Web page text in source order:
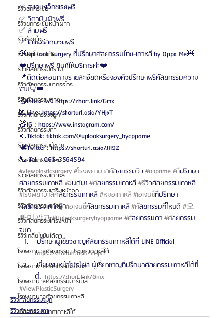
รีวิวยกกระชับ
รีวิวยกกระชับหน้าผาก
รีวิวร้อยไหม
รีวิวลดโหนกแก้ม
รีวิวศัลยกรรมกราม
รีวิวศัลยกรรมขากรรไกร
รีวิวศัลยกรรมคาง
รีวิวศัลยกรรมจมูก
รีวิวศัลยกรรมตา
รีวิวศัลยกรรมผู้ชาย
รีวิวศัลยกรรมวีไลน์
รีวิวศัลยกรรมเกาหลี
รีวิวศัลยกรรมเสริมหน้าอก
รีวิวศัลยกรรมแก้จมูก
รีวิวศัลยกรรมโครงหน้า
รีวิวเกลี่ยไขมันใต้ตา
โรงพยาบาลศัลยกรรม ประเทศเกาหลีใต้
โรงพยาบาลศัลยกรรมจีเอ็นจี
โรงพยาบาลศัลยกรรมมาร์เบิ้ล
โรงพยาบาลศัลยกรรมเกาหลี
ข่าวสาร ประเทศเกาหลีใต้
✅ สแกน/เอ็กซเรย์ฟรี
✅ วิตามินผิวฟรี
✅ ล่ามฟรี
✅ เลเซอร์ลดบวมฟรี
🧸Up Look Surgery ที่ปรึกษาศัลยกรรมไทย-เกาหลี by Oppa Me🧸
❤️ปรึกษาฟรี ยินดีให้บริการค่ะ❤️
📍ติดต่อสอบถามรายละเอียดหรือจองคิวปรึกษาฟรีศัลยกรรมความ
งาม👇👑
📥Inbox เพจ https://zhort.link/Gmx
💌Line: https://shorturl.asia/YHjxT
🧸IG : https://www.instagram.com/
📣Tiktok: tiktok.com/@uplooksurgery_byoppame
🕊️Twitter : https://shorturl.asia/J1I9Z
📞 Tel. : 065-3564594
#viewplasticsurgery#โรงพยาบาลศัลยกรรมวิว #oppame#ที่ปรึกษา
ศัลยกรรมเกาหลี #อันดับ1 #ศัลยกรรมเกาหลี #รีวิวศัลยกรรมเกาหลี
#โรงพยาบาลศัลยกรรมเกาหลี #หมอเกาหล ี #เอเจนซี่ที่ปรึกษา
ศัลยกรรมเกาหลี #เอเจนซี่ศัลยกรรมเกาหลี #ศัลยกรรมที่ไหนดี #오
빠미광고#Uplooksurgerybyoppame#ศัลยกรรมตา #ศัลยกรรม
จมูก
ปรึกษาผู้เชี่ยวชาญศัลยกรรมเกาหลีได้ที่ LINE Official:
https://shorturl.asia/YHjxT
เยี่ยมชมหน้าโปรไฟล์ ผู้เชี่ยวชาญที่ปรึกษาศัลยกรรมเกาหลีได้ที่
นี่: https://zhort.link/Gmx
#ViewPlasticSurgery
รีวิวศัลยกรรมจมูก
รีวิวศัลยกรรมตา